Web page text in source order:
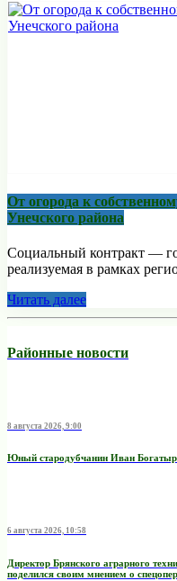
От огорода к
Унечского района
Социальный контракт —
реализуемая в рамках
Читать далее
Районные новости
8 августа 2026, 9:00
Юный стародубчанин Иван
6 августа 2026, 10:58
Директор Брянского аграрного
поделился своим мнением о